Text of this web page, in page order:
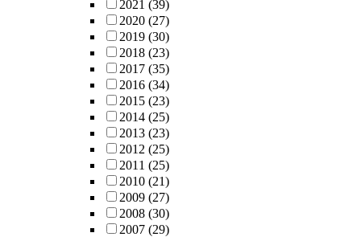
2021 (39)
2020 (27)
2019 (30)
2018 (23)
2017 (35)
2016 (34)
2015 (23)
2014 (25)
2013 (23)
2012 (25)
2011 (25)
2010 (21)
2009 (27)
2008 (30)
2007 (29)